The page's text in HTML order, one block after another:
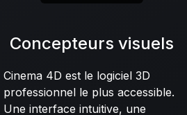
Concepteurs visuels
Cinema 4D est le logiciel 3D
professionnel le plus accessible.
Une interface intuitive, une